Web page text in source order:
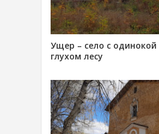
Ущер – село с
глухом лесу